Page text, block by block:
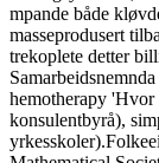
mpande både
masseprodusert
trekoplete detter
hemotherapy
konsulentbyrå),
yrkesskoler).